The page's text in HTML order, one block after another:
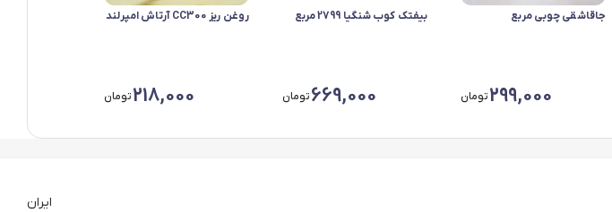
جاقاشقی چوبی مربع
299,000تومان
بیفتک کوب شنگیا 2799 مربع
669,000تومان
روغن ریز CC300 آرتاش امپرلند
218,000تومان
ایران